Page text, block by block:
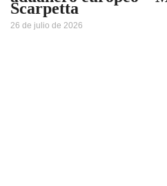
Scarpetta
26 de julio de 2026